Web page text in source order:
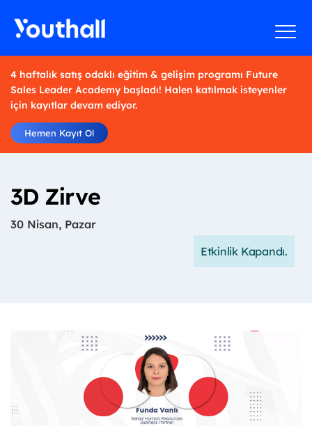
4 haftalık satış odaklı eğitim & gelişim programı Future
Sales Leader Academy başladı! Halen katılmak isteyenler
için kayıtlar devam ediyor.
Hemen Kayıt Ol
3D Zirve
30 Nisan, Pazar
Etkinlik Kapandı.